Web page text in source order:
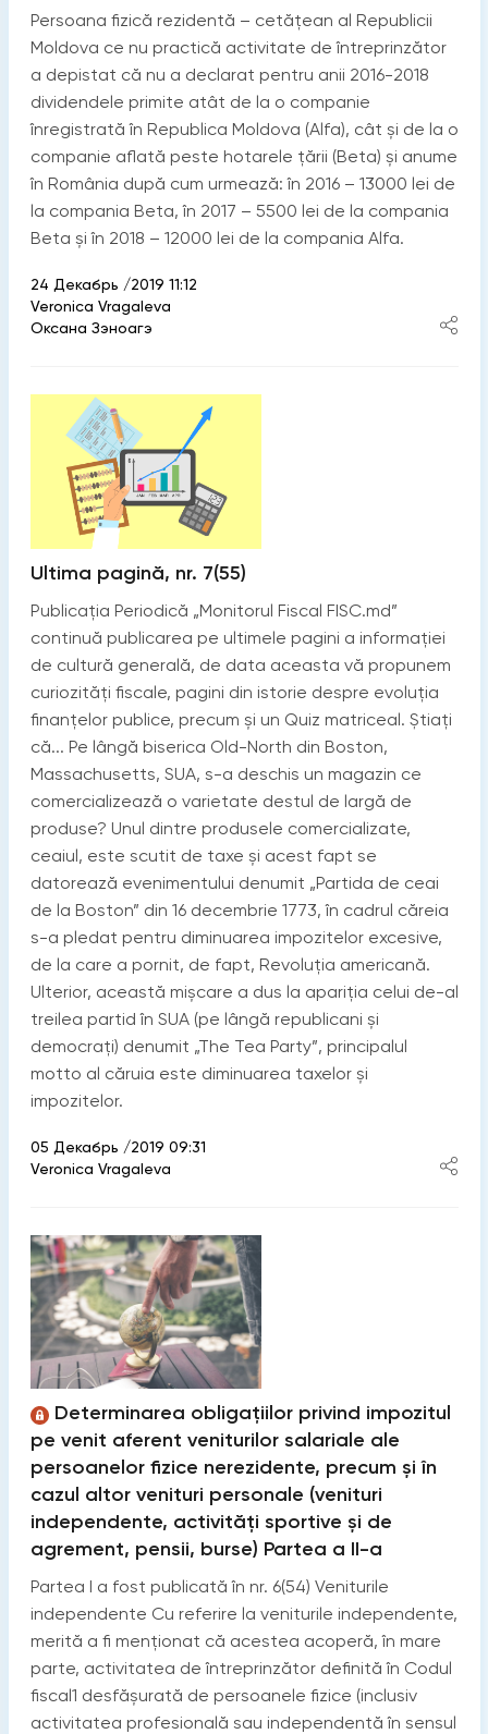
Persoana fizică rezidentă – cetățean al Republicii
Moldova ce nu practică activitate de întreprinzător
a depistat că nu a declarat pentru anii 2016-2018
dividendele primite atât de la o companie
înregistrată în Republica Moldova (Alfa), cât și de la o
companie aflată peste hotarele țării (Beta) și anume
în România după cum urmează: în 2016 – 13000 lei de
la compania Beta, în 2017 – 5500 lei de la compania
Beta și în 2018 – 12000 lei de la compania Alfa.
24 Декабрь /2019 11:12
Veronica Vragaleva
Оксана Зэноагэ
Ultima pagină, nr. 7(55)
Publicația Periodică „Monitorul Fiscal FISC.md”
continuă publicarea pe ultimele pagini a informației
de cultură generală, de data aceasta vă propunem
curiozități fiscale, pagini din istorie despre evoluția
finanțelor publice, precum și un Quiz matriceal. Știați
că... Pe lângă biserica Old-North din Boston,
Massachusetts, SUA, s-a deschis un magazin ce
comercializează o varietate destul de largă de
produse? Unul dintre produsele comercializate,
ceaiul, este scutit de taxe și acest fapt se
datorează evenimentului denumit „Partida de ceai
de la Boston” din 16 decembrie 1773, în cadrul căreia
s-a pledat pentru diminuarea impozitelor excesive,
de la care a pornit, de fapt, Revoluţia americană.
Ulterior, această mișcare a dus la apariţia celui de-al
treilea partid în SUA (pe lângă republicani și
democraţi) denumit „The Tea Party”, principalul
motto al căruia este diminuarea taxelor și
impozitelor.
05 Декабрь /2019 09:31
Veronica Vragaleva
Determinarea obligațiilor privind impozitul
pe venit aferent veniturilor salariale ale
persoanelor fizice nerezidente, precum și în
cazul altor venituri personale (venituri
independente, activități sportive și de
agrement, pensii, burse) Partea a II-a
Partea I a fost publicată în nr. 6(54) Veniturile
independente Cu referire la veniturile independente,
merită a fi menționat că acestea acoperă, în mare
parte, activitatea de întreprinzător definită în Codul
fiscal1 desfășurată de persoanele fizice (inclusiv
activitatea profesională sau independentă în sensul